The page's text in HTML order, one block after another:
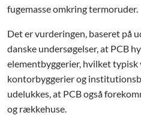
fugemasse omkring termoruder.
Det er vurderingen, baseret på
danske undersøgelser, at PCB
elementbyggerier, hvilket
kontorbyggerier og
udelukkes, at PCB også
og rækkehuse.